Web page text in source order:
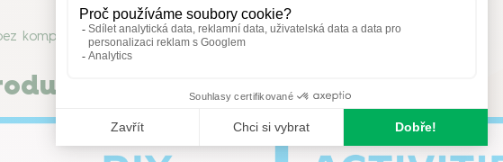
kompromisů.
Thermacell?